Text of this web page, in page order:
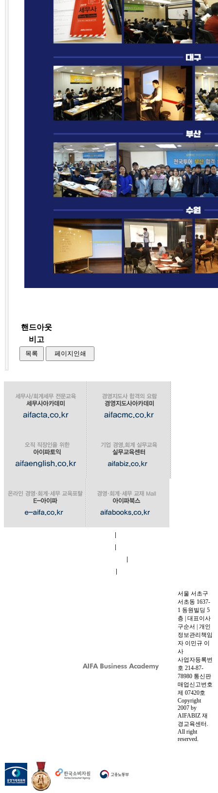
핸드아웃
비고
|
|
|
|
서울 서초구
서초동 1637-
1 동원빌딩 5
층 | 대표이사
구순서 | 개인
정보관리책임
자 이민규 이
사
사업자등록번
호 214-87-
78980 통신판
매업신고번호
제 07420호
Copyright
2007 by
AIFABIZ 재
경교육센터.
All right
reserved.